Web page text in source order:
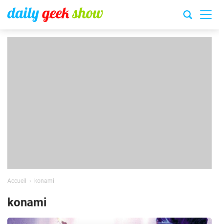
Accueil konami
konami